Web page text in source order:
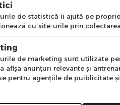
dintr-un material
de statistică îi ajută pe
cu site-urile prin
de marketing sunt utilizate
afişa anunţuri relevante şi
pentru agenţiile de puiblicitate
Mă abonez